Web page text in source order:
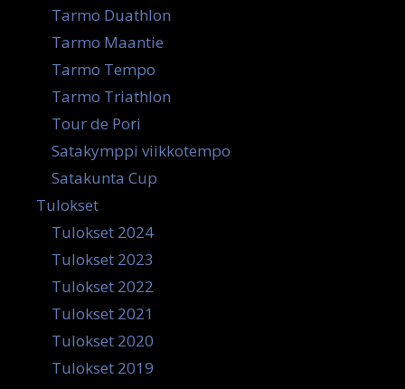
Tarmo Duathlon
Tarmo Maantie
Tarmo Tempo
Tarmo Triathlon
Tour de Pori
Satakymppi viikkotempo
Satakunta Cup
Tulokset
Tulokset 2024
Tulokset 2023
Tulokset 2022
Tulokset 2021
Tulokset 2020
Tulokset 2019